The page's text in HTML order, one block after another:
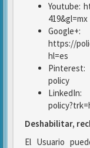
Youtube:
419&gl=mx
Google+:
https://
hl=es
Pinterest:
policy
LinkedIn:
Deshabilitar,
El Usuario